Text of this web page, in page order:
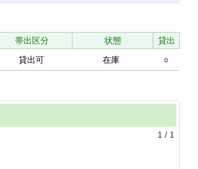
帯出区分 状態
貸出
貸出可 在庫 ○
1 / 1